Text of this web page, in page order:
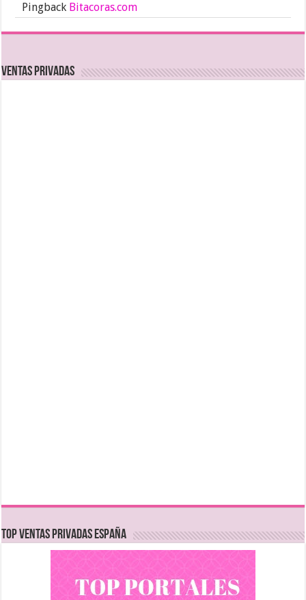
Pingback Bitacoras.com
Ventas Privadas
TOP VENTAS PRIVADAS ESPAÑA